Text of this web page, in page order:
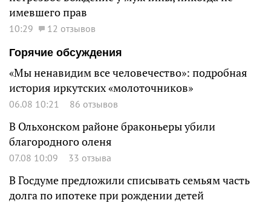
имевшего прав
10:29
12 отзывов
Горячие обсуждения
«Мы ненавидим все человечество»: подробная
история иркутских «молоточников»
06.08 10:21 86 отзывов
В Ольхонском районе браконьеры убили
благородного оленя
07.08 10:09 33 отзыва
В Госдуме предложили списывать семьям часть
долга по ипотеке при рождении детей